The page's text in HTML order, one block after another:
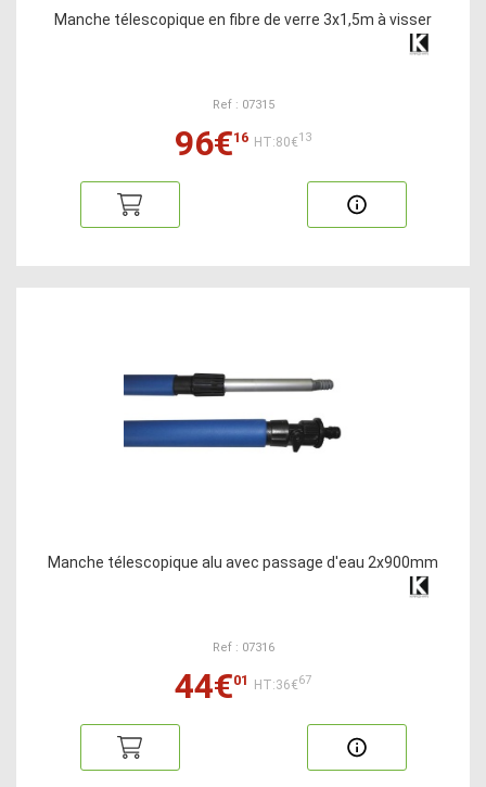
Manche télescopique en fibre de verre 3x1,5m à visser
Ref : 07315
96€16 HT:80€13
Manche télescopique alu avec passage d'eau 2x900mm
Ref : 07316
44€01 HT:36€67